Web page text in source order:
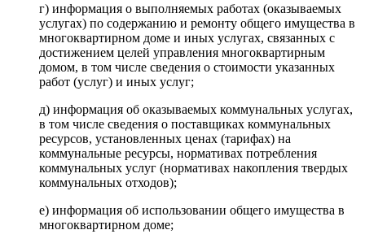
г) информация о выполняемых работах (оказываемых
услугах) по содержанию и ремонту общего имущества в
многоквартирном доме и иных услугах, связанных с
достижением целей управления многоквартирным
домом, в том числе сведения о стоимости указанных
работ (услуг) и иных услуг;
д) информация об оказываемых коммунальных услугах,
в том числе сведения о поставщиках коммунальных
ресурсов, установленных ценах (тарифах) на
коммунальные ресурсы, нормативах потребления
коммунальных услуг (нормативах накопления твердых
коммунальных отходов);
е) информация об использовании общего имущества в
многоквартирном доме;